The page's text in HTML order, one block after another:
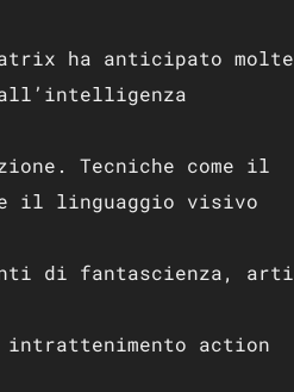
ha anticipato molte
all’intelligenza
Tecniche come il
il linguaggio visivo
di fantascienza, arti
action